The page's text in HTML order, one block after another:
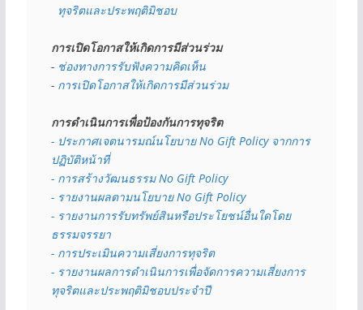
  ทุจริตและประพฤติมิชอบ
การเปิดโอกาสให้เกิดการมีส่วนร่วม
- ช่องทางการรับฟังความคิดเห็น
- การเปิดโอกาสให้เกิดการมีส่วนร่วม
การดำเนินการเพื่อป้องกันการทุจริต
- ประกาศเจตนารมณ์นโยบาย No Gift Policy จากการ
ปฏิบัติหน้าที่
- การสร้างวัฒนธรรม No Gift Policy
- รายงานผลตามนโยบาย No Gift Policy
- รายงานการรับทรัพย์สินหรือประโยชน์อื่นใดโดย
ธรรมจรรยา
- การประเมินความเสี่ยงการทุจริต
- รายงานผลการดำเนินการเพื่อจัดการความเสี่ยงการ
ทุจริตและประพฤติมิชอบประจำปี